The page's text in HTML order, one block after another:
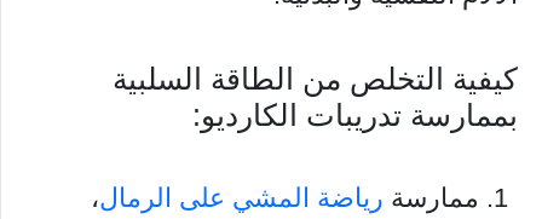
كيفية التخلص من الطاقة السلبية
بممارسة تدريبات الكارديو:
ممارسة رياضة المشي على الرمال،